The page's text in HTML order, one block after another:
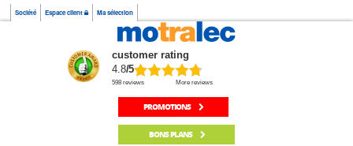
Société Espace client Ma sélection
customer rating
4.8/5
598 reviews More reviews
PROMOTIONS
BONS PLANS